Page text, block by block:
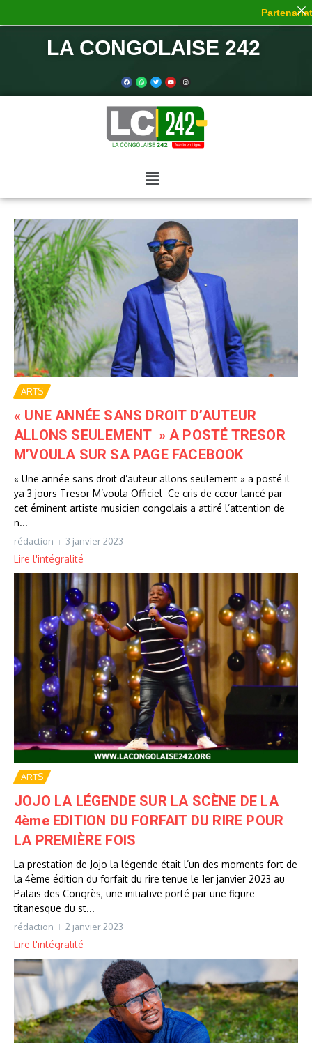
LA CONGOLAISE 242
ARTS
« UNE ANNÉE SANS DROIT D’AUTEUR
ALLONS SEULEMENT » A POSTÉ TRESOR
M’VOULA SUR SA PAGE FACEBOOK
« Une année sans droit d’auteur allons seulement » a posté il
ya 3 jours Tresor M’voula Officiel Ce cris de cœur lancé par
cet éminent artiste musicien congolais a attiré l’attention de
n...
rédaction 3 janvier 2023
Lire l'intégralité
ARTS
JOJO LA LÉGENDE SUR LA SCÈNE DE LA
4ème EDITION DU FORFAIT DU RIRE POUR
LA PREMIÈRE FOIS
La prestation de Jojo la légende était l’un des moments fort de
la 4ème édition du forfait du rire tenue le 1er janvier 2023 au
Palais des Congrès, une initiative porté par une figure
titanesque du st...
rédaction 2 janvier 2023
Lire l'intégralité
Partenariat